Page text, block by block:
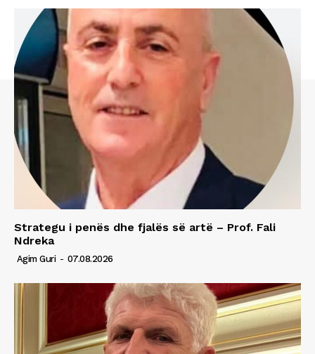
Strategu i penës dhe fjalës së artë – Prof. Fali
Ndreka
Agim Guri - 07.08.2026